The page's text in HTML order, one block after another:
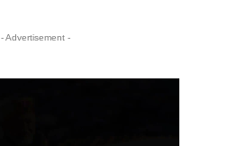
- Advertisement -